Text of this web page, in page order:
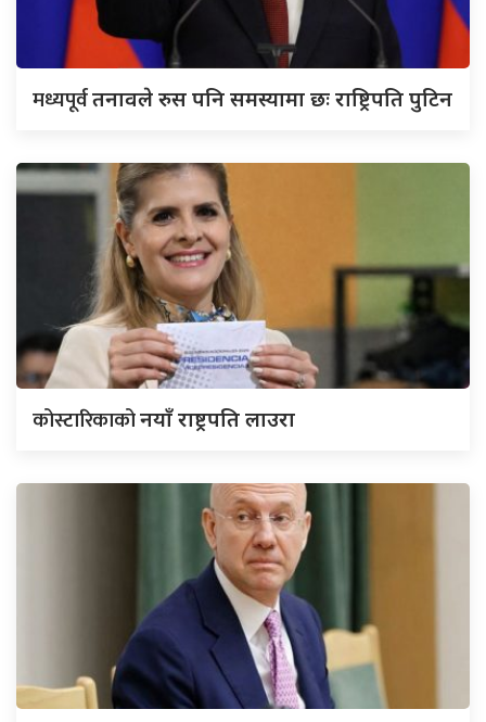
मध्यपूर्वतनावले रुस पनि समस्यामा छः राष्ट्रिपति पुटिन
कोस्टारिकाकोनयाँ राष्ट्रपति लाउरा